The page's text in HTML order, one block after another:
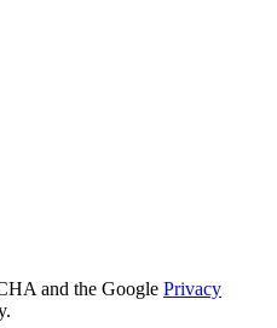
and the Google Privacy